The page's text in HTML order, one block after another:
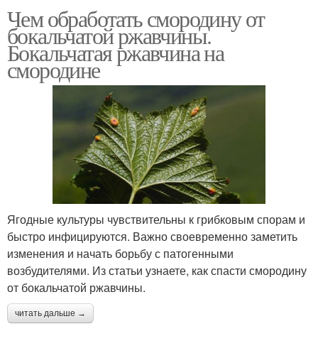
Чем обработать смородину от
бокальчатой ржавчины.
Бокальчатая ржавчина на
смородине
Ягодные культуры чувствительны к грибковым спорам и
быстро инфицируются. Важно своевременно заметить
изменения и начать борьбу с патогенными
возбудителями. Из статьи узнаете, как спасти смородину
от бокальчатой ржавчины.
читать дальше →